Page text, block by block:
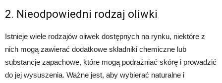
2. Nieodpowiedni rodzaj oliwki
Istnieje wiele rodzajów oliwek dostępnych na rynku, niektóre z
nich mogą zawierać dodatkowe składniki chemiczne lub
substancje zapachowe, które mogą podrażniać skórę i prowadzić
do jej wysuszenia. Ważne jest, aby wybierać naturalne i